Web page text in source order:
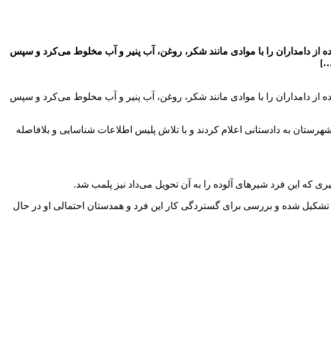
دامداران را با موادی مانند شکر، روغن، آب پنیر و آب مخلوط می‌کرد و سپس
دامداران را با موادی مانند شکر، روغن، آب پنیر و آب مخلوط می‌کرد و سپس
به دادستانی اعلام کردند و با تلاش پلیس اطلاعات شناسایی و بلافاصله
که این فرد شیر‌های آلوده را به آن تحویل می‌داد نیز پلمب شد.
تشکیل شده و بررسی برای گستردگی کار این فرد و همدستان احتمالی او در حال